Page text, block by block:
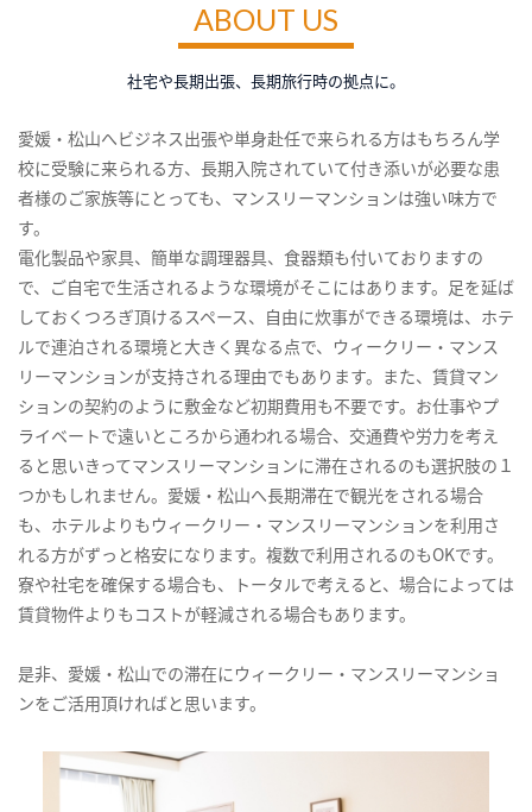
ABOUT US
社宅や長期出張、長期旅行時の拠点に。
愛媛・松山へビジネス出張や単身赴任で来られる方はもちろん学
校に受験に来られる方、長期入院されていて付き添いが必要な患
者様のご家族等にとっても、マンスリーマンションは強い味方で
す。
電化製品や家具、簡単な調理器具、食器類も付いておりますの
で、ご自宅で生活されるような環境がそこにはあります。足を延ば
しておくつろぎ頂けるスペース、自由に炊事ができる環境は、ホテ
ルで連泊される環境と大きく異なる点で、ウィークリー・マンス
リーマンションが支持される理由でもあります。また、賃貸マン
ションの契約のように敷金など初期費用も不要です。お仕事やプ
ライベートで遠いところから通われる場合、交通費や労力を考え
ると思いきってマンスリーマンションに滞在されるのも選択肢の１
つかもしれません。愛媛・松山へ長期滞在で観光をされる場合
も、ホテルよりもウィークリー・マンスリーマンションを利用さ
れる方がずっと格安になります。複数で利用されるのもOKです。
寮や社宅を確保する場合も、トータルで考えると、場合によっては
賃貸物件よりもコストが軽減される場合もあります。
是非、愛媛・松山での滞在にウィークリー・マンスリーマンショ
ンをご活用頂ければと思います。